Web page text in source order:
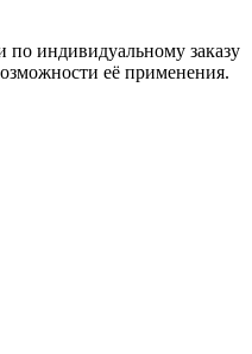
индивидуальному заказу
её применения.